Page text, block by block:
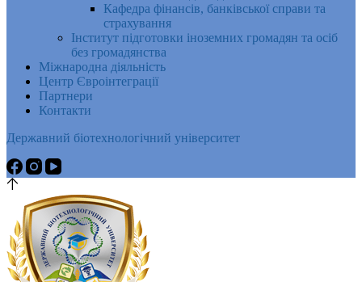
Кафедра фінансів, банківської справи та
страхування
Інститут підготовки іноземних громадян та осіб
без громадянства
Міжнародна діяльність
Центр Євроінтеграції
Партнери
Контакти
Державний біотехнологічний університет